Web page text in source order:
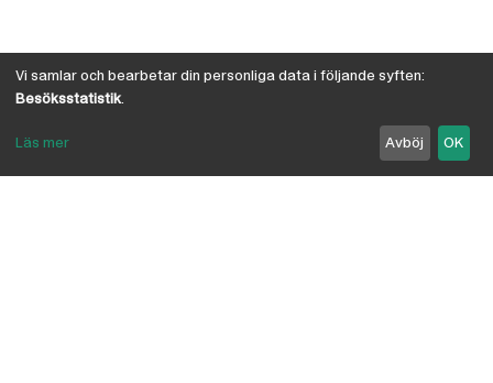
Vi samlar och bearbetar din personliga data i följande syften:
Besöksstatistik.
Läs mer Avböj OK